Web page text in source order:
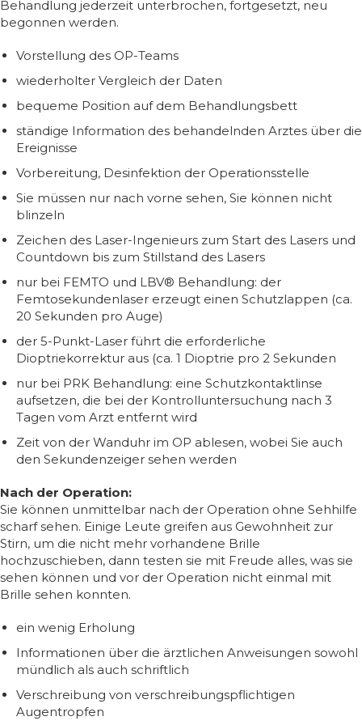
Behandlung jederzeit unterbrochen, fortgesetzt, neu
begonnen werden.
Vorstellung des OP-Teams
wiederholter Vergleich der Daten
bequeme Position auf dem Behandlungsbett
ständige Information des behandelnden Arztes über die
Ereignisse
Vorbereitung, Desinfektion der Operationsstelle
Sie müssen nur nach vorne sehen, Sie können nicht
blinzeln
Zeichen des Laser-Ingenieurs zum Start des Lasers und
Countdown bis zum Stillstand des Lasers
nur bei FEMTO und LBV® Behandlung: der
Femtosekundenlaser erzeugt einen Schutzlappen (ca.
20 Sekunden pro Auge)
der 5-Punkt-Laser führt die erforderliche
Dioptriekorrektur aus (ca. 1 Dioptrie pro 2 Sekunden
nur bei PRK Behandlung: eine Schutzkontaktlinse
aufsetzen, die bei der Kontrolluntersuchung nach 3
Tagen vom Arzt entfernt wird
Zeit von der Wanduhr im OP ablesen, wobei Sie auch
den Sekundenzeiger sehen werden
Nach der Operation:
Sie können unmittelbar nach der Operation ohne Sehhilfe
scharf sehen. Einige Leute greifen aus Gewohnheit zur
Stirn, um die nicht mehr vorhandene Brille
hochzuschieben, dann testen sie mit Freude alles, was sie
sehen können und vor der Operation nicht einmal mit
Brille sehen konnten.
ein wenig Erholung
Informationen über die ärztlichen Anweisungen sowohl
mündlich als auch schriftlich
Verschreibung von verschreibungspflichtigen
Augentropfen